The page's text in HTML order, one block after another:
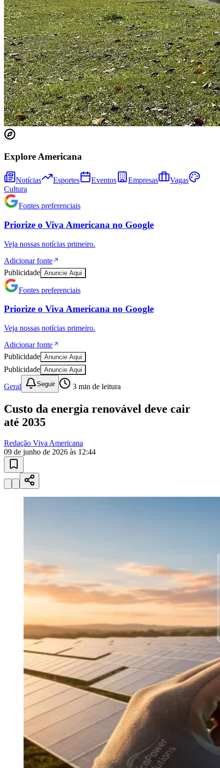
Vitória
Sport
Juventude
Explore Americana
Notícias Esportes Eventos Empresas
Vagas
Cultura
Fontes preferenciais
Priorize o Viva Americana no Google
Veja nossas notícias primeiro.
Adicionar fonte
Publicidade Anuncie Aqui
Fontes preferenciais
Priorize o Viva Americana no Google
Veja nossas notícias primeiro.
Adicionar fonte
Publicidade Anuncie Aqui
Publicidade Anuncie Aqui
Geral Seguir 3 min de leitura
Custo da energia renovável deve cair
até 2035
Redação Viva Americana
09 de junho de 2026 às 12:44